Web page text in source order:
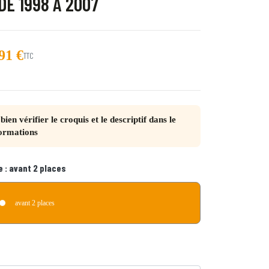
€TTC
vérifier le croquis et le descriptif dans le
: avant 2 places
avant 2 places
Quebec